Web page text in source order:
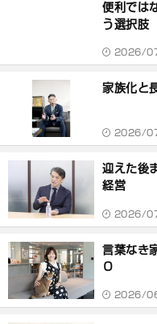
便利では
う選択肢
2026/
家族化と
2026/
迎えた後
経営
2026/
言葉なき
Ｏ
2026/